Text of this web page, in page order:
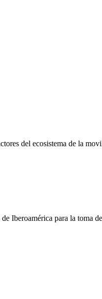
del ecosistema de la
Iberoamérica para la toma